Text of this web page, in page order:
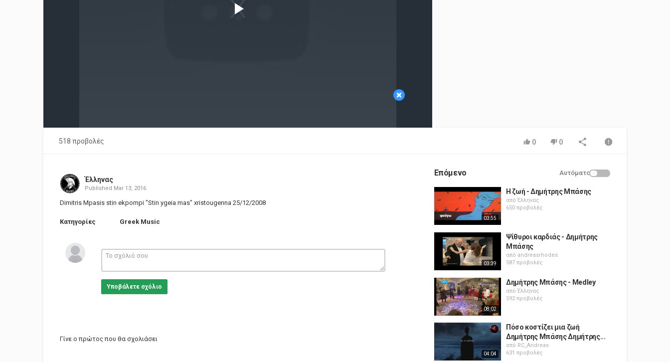
×
518 προβολές 0 0
Έλληνας
Published Mar 13, 2016
Dimitris Mpasis stin ekpompi "Stin ygeia mas" xristougenna 25/12/2008
Κατηγορίες Greek Music
Υποβάλετε σχόλιο
Γίνε ο πρώτος που θα σχολιάσει
Επόμενο Αυτόματο
03:55
Η ζωή - Δημήτρης Μπάσης
απόΈλληνας
650 προβολές
03:39
Ψίθυροι καρδιάς - Δημήτρης
Μπάσης
από andreasrhodes
587 προβολές
08:02
Δημήτρης Μπάσης - Medley
απόΈλληνας
592 προβολές
04:04
Πόσο κοστίζει μια ζωή
Δημήτρης Μπάσης Δημήτρης...
από RC_Andreas
631 προβολές